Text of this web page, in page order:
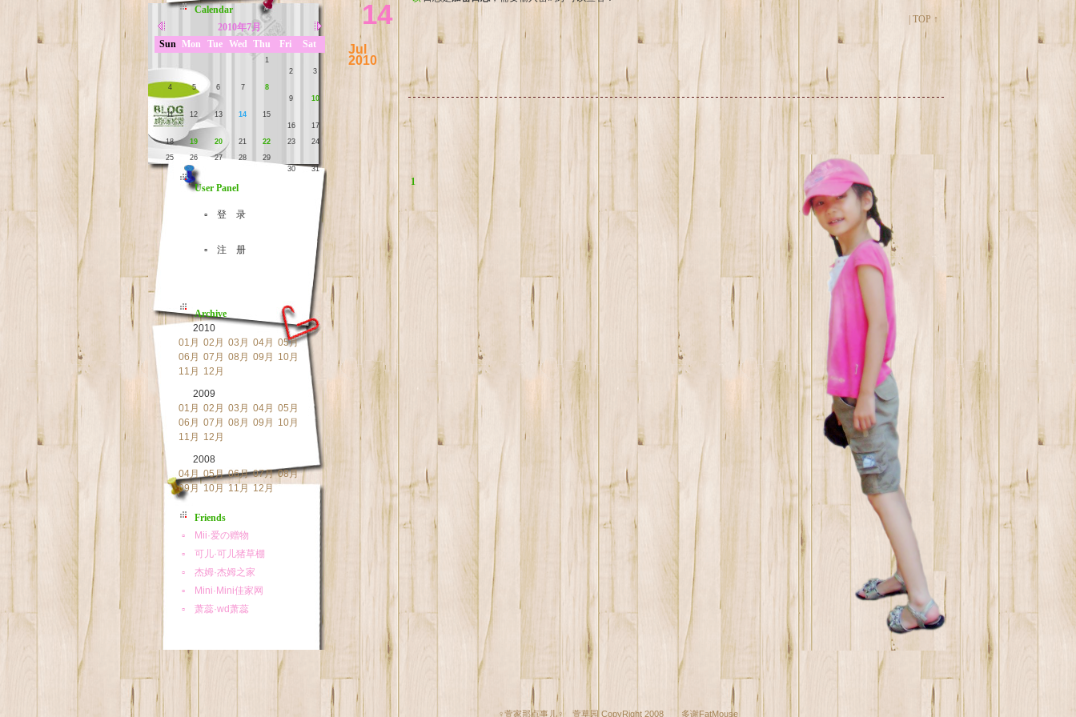
14
Jul
2010
TOP ↑
1
Calendar
2010年7月
Sun Mon Tue Wed Thu Fri Sat
1
2
3
4
5 6 7
8
9
10
11
12 13 14
15
16
17
18
19 20 21 22 23
24
25
26 27 28
29
30
31
User Panel
▫ 登 录
▫ 注 册
Archive
2010
01月 02月 03月 04月 05月
06月 07月 08月 09月
10月
11月
12月
2009
01月 02月 03月 04月 05月
06月 07月 08月 09月
10月
11月
12月
2008
04月 05月 06月 07月 08月
09月
10月 11月 12月
Friends
♀萱家那点事儿♀ 萱草园 CopyRight 2008 多谢FatMouse